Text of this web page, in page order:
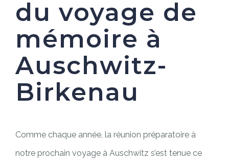
du voyage de
mémoire à
Auschwitz-
Birkenau
Comme chaque année, la réunion préparatoire à
notre prochain voyage à Auschwitz s’est tenue ce